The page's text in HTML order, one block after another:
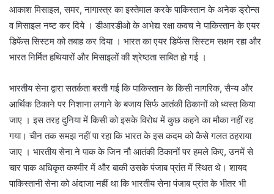
आकाश मिसाइल, समर, नागास्‍त्र का इस्‍तेमाल करके पाकिस्‍तान के अनेक ड्रोन्‍स
व मिसाइल नष्‍ट कर‍ दिये । डीआरडीओ के अभेद्य रक्षा कवच ने पाकिस्‍तान के एयर‍
डिफेंस सिस्‍टम को तबाह कर दिया । भारत का एयर डिफेंस सिस्‍टम सक्षम रहा और
भारत निर्मित हथियारों और मिसाइलों की श्रेष्‍ठता साबित हो गई ।
भारतीय सेना द्वारा सतर्कता बरती गई कि पाकिस्तान के किसी नागरिक, सैन्य और
आर्थिक ठिकाने पर निशाना लगाने के बजाय सिर्फ आतंकी ठिकानों को ध्वस्त किया
जाए । इस तरह दुनिया में किसी को इसके विरोध में कुछ कहने का मौका नहीं रह
गया। चीन तक समझ नहीं पा रहा कि भारत के इस कदम को कैसे गलत ठहराया
जाए । भारतीय सेना ने पाक के जिन नौ आतंकी ठिकानों पर हमले किए, उनमें से
चार पाक अधिकृत कश्मीर में और बाकी उसके पंजाब प्रांत में स्थित थे। शायद
पाकिस्तानी सेना को अंदाजा नहीं था कि भारतीय सेना पंजाब प्रांत के भीतर भी